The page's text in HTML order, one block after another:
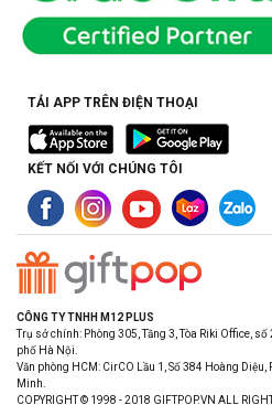
TẢI APP TRÊN ĐIỆN THOẠI
KẾT NỐI VỚI CHÚNG TÔI
CÔNG TY TNHH M12 PLUS
Trụ sở chính: Phòng 305, Tầng 3, Tòa Riki Office,
phố Hà Nội.
Văn phòng HCM: CirCO Lầu 1, Số 384 Hoàng
Minh.
COPYRIGHT © 1998 - 2018 GIFTPOP.VN ALL